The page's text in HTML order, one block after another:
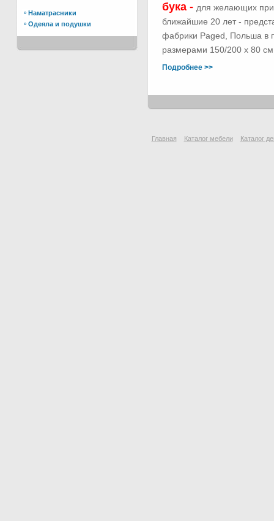
Наматрасники
Одеяла и подушки
бука - для желающих
ближайшие 20 лет -
фабрики Paged, Польша в
размерами 150/200 х 80
Подробнее >>
Главная Каталог мебели Каталог